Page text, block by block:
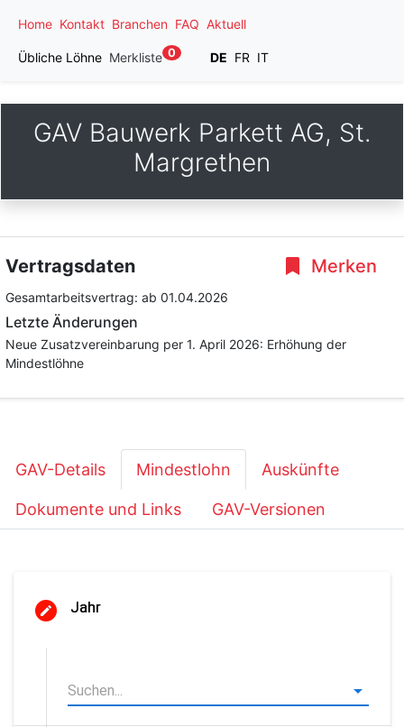
Home Kontakt Branchen FAQ Aktuell
Übliche Löhne Merkliste 0 DE FR IT
GAV Bauwerk Parkett AG, St.
Margrethen
Merken
Vertragsdaten
Gesamtarbeitsvertrag: ab 01.04.2026
Letzte Änderungen
Neue Zusatzvereinbarung per 1. April 2026: Erhöhung der
Mindestlöhne
GAV-Details Mindestlohn Auskünfte
Dokumente und Links GAV-Versionen
Jahr